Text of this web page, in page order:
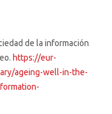
de la información
https://eur-
ageing-well-in-the-